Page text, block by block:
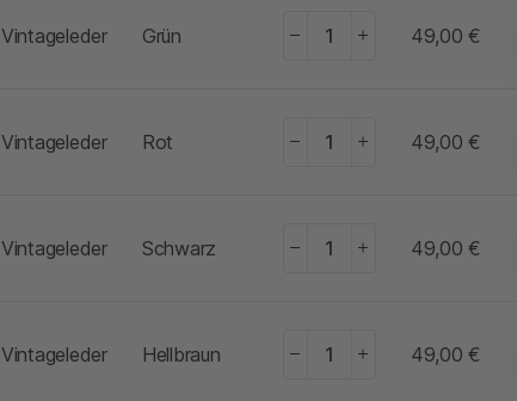
Vintageleder Grün + 49,00€
Vintageleder Rot + 49,00€
Vintageleder Schwarz + 49,00€
Vintageleder Hellbraun + 49,00€